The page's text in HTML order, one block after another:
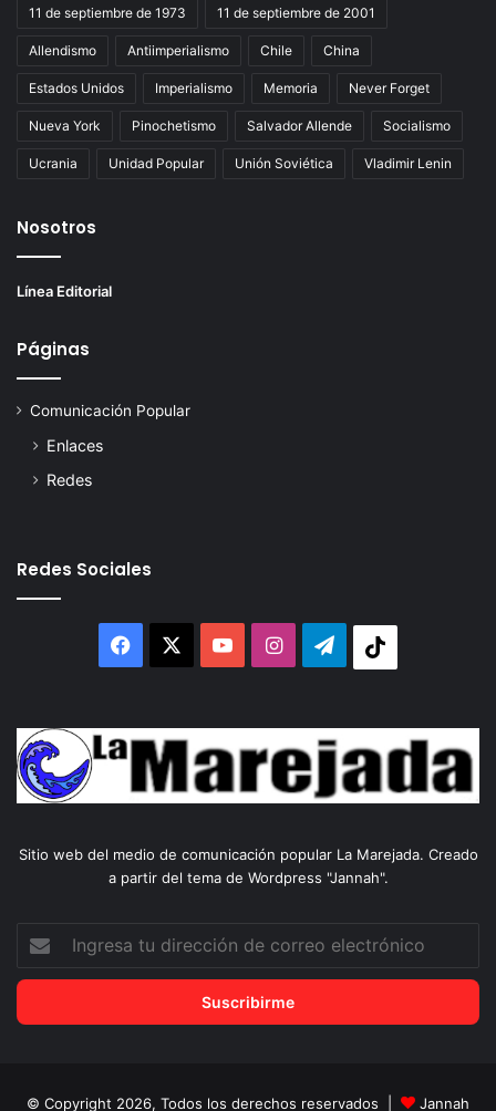
11 de septiembre de 1973 11 de septiembre de 2001
Allendismo Antiimperialismo Chile China
Estados Unidos Imperialismo Memoria Never Forget
Nueva York Pinochetismo Salvador Allende Socialismo
Ucrania Unidad Popular Unión Soviética Vladimir Lenin
Nosotros
Línea Editorial
Páginas
Comunicación Popular
Enlaces
Redes
Redes Sociales
Facebook YouTubeInstagram
Telegram
Sitio web del medio de comunicación popular La Marejada. Creado
a partir del tema de Wordpress "Jannah".
dirección
correo
© Copyright 2026, Todos los derechos reservados | Jannah